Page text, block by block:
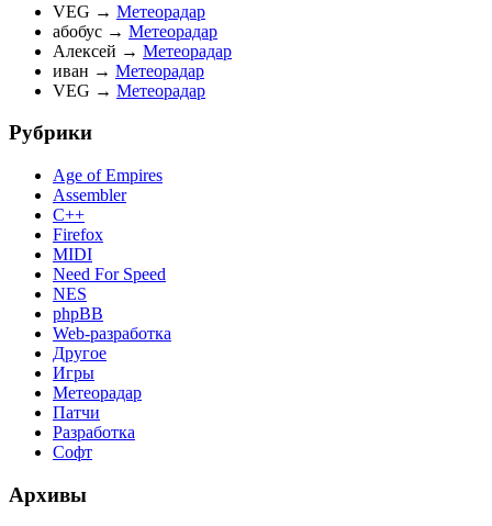
VEG → Метеорадар
абобус → Метеорадар
Алексей → Метеорадар
иван → Метеорадар
VEG → Метеорадар
Рубрики
Age of Empires
Assembler
C++
Firefox
MIDI
Need For Speed
NES
phpBB
Web-разработка
Другое
Игры
Метеорадар
Патчи
Разработка
Софт
Архивы